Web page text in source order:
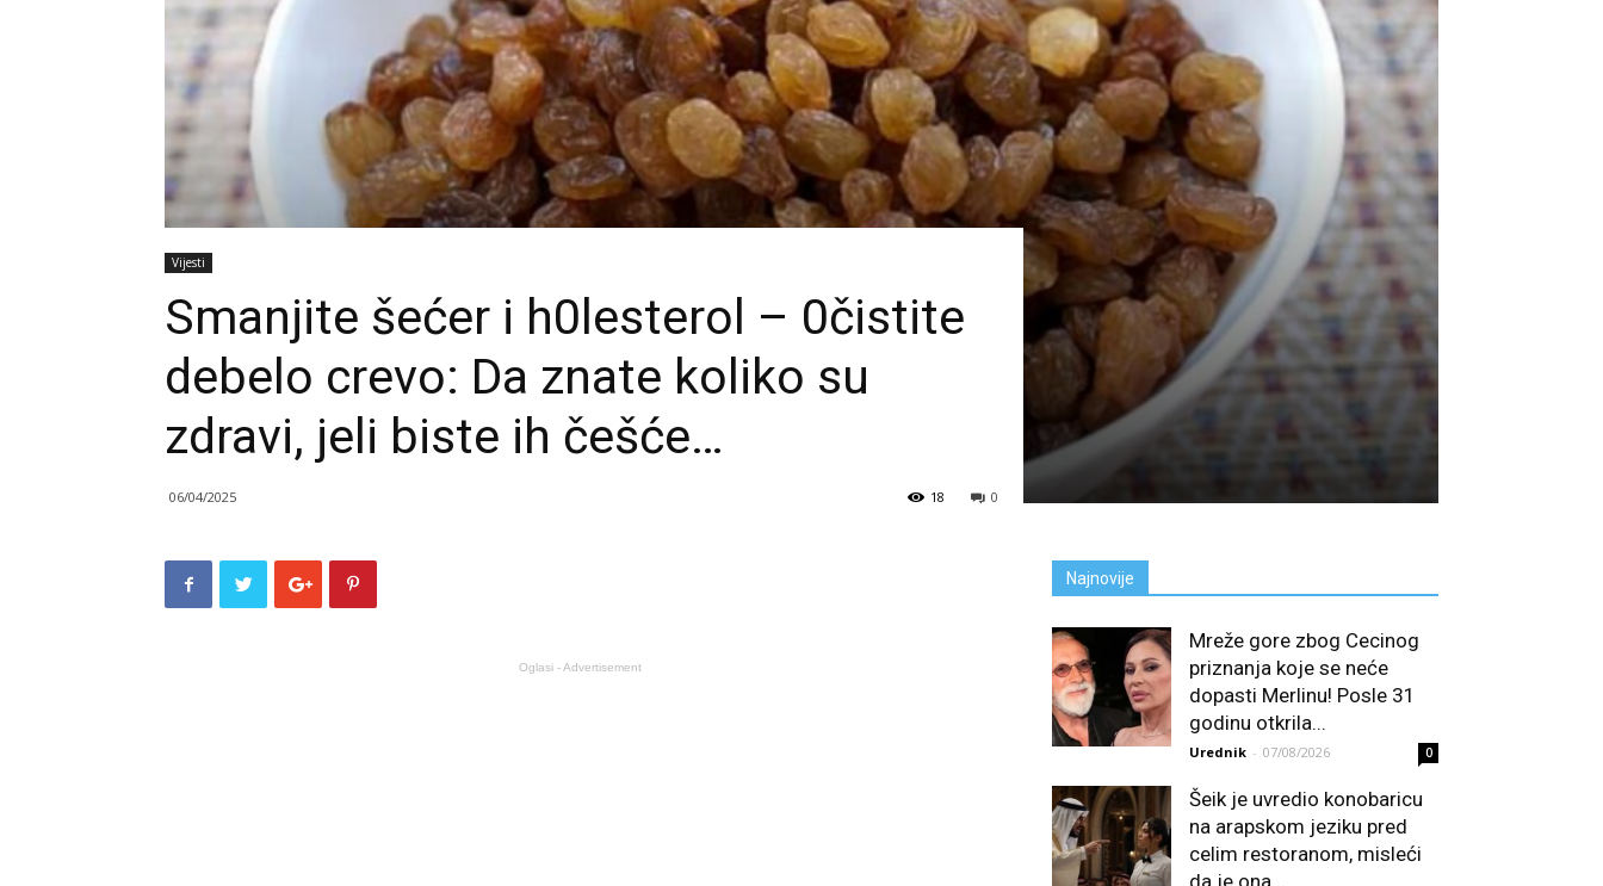
Vijesti
Smanjite šećer i h0lesterol – 0čistite
debelo crevo: Da znate koliko su
zdravi, jeli biste ih češće…
06/04/2025 0
18
Oglasi - Advertisement
Najnovije
Mreže gore zbog Cecinog
priznanja koje se neće
dopasti Merlinu! Posle 31
godinu otkrila...
Urednik - 07/08/2026 0
Šeik je uvredio konobaricu
na arapskom jeziku pred
celim restoranom, misleći